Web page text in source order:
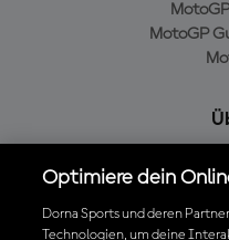
MotoGP
Optimiere dein
Dorna Sports und deren
Technologien, um deine